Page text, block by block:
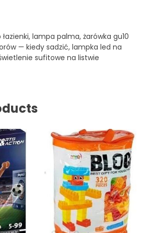
lampa palma, żarówka gu10
— kiedy sadzić, lampka led na
sufitowe na listwie